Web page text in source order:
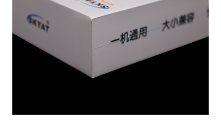
Ota yhteyttä